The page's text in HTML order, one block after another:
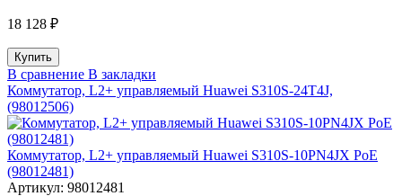
18 128 ₽
В сравнение В закладки
Коммутатор, L2+ управляемый Huawei S310S-24T4J,
(98012506)
Коммутатор, L2+ управляемый Huawei S310S-10PN4JX PoE
(98012481)
Артикул: 98012481